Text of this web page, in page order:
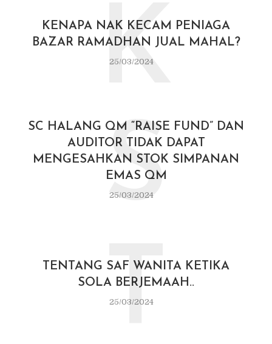
KENAPA NAK KECAM PENIAGA
BAZAR RAMADHAN JUAL MAHAL?
25/03/2024
K
SC HALANG QM “RAISE FUND” DAN
AUDITOR TIDAK DAPAT
MENGESAHKAN STOK SIMPANAN
EMAS QM
25/03/2024
S
TENTANG SAF WANITA KETIKA
SOLA BERJEMAAH..
25/03/2024
T